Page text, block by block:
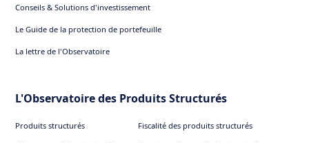
Conseils & Solutions d'investissement
Le Guide de la protection de portefeuille
La lettre de l'Observatoire
L'Observatoire des Produits Structurés
Produits structurés Fiscalité des produits structurés